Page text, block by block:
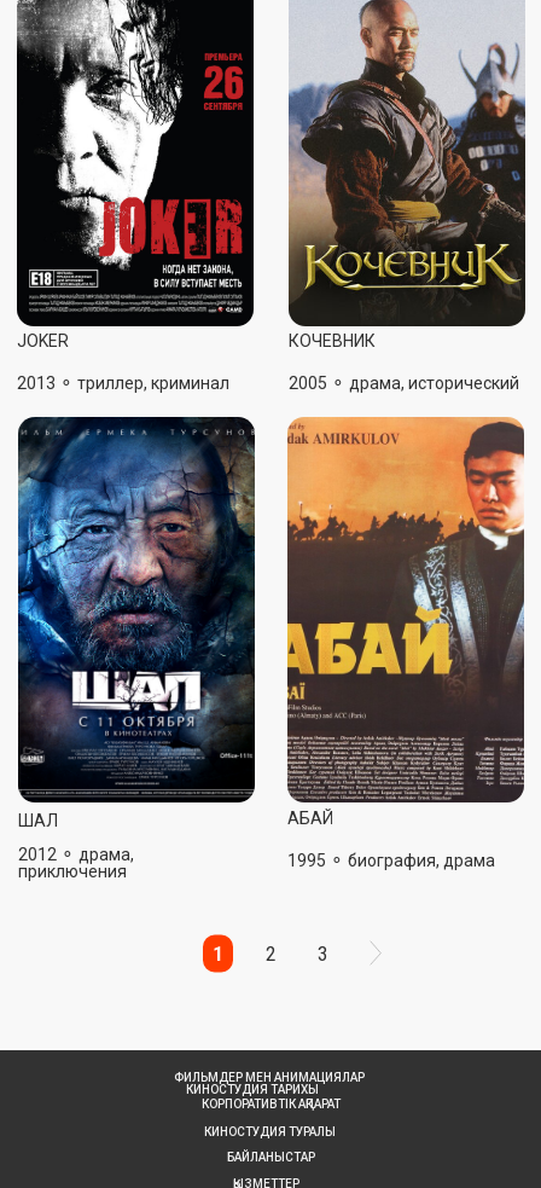
1 2 3
КОРПОРАТИВТІК АҚПАРАТ
КИНОСТУДИЯ ТУРАЛЫ
ҚЫЗМЕТТЕР
БАЙЛАНЫСТАР
ФИЛЬМДЕР МЕН АНИМАЦИЯЛАР
КИНОСТУДИЯ ТАРИХЫ